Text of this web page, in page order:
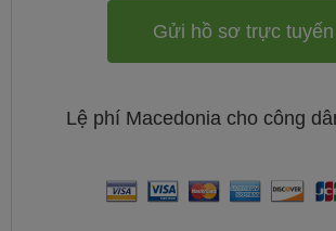
Gửi hồ sơ trực tuyến
Lệ phí Macedonia cho công